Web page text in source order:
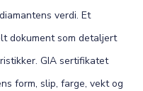
verdi. Et
dokument som detaljert
GIA sertifikatet
form, slip, farge, vekt og